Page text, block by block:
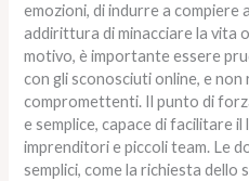
emozioni, di indurre a compiere
addirittura di minacciare la vita
motivo, è importante essere
con gli sconosciuti online, e
compromettenti. Il punto di
e semplice, capace di facilitare
imprenditori e piccoli team. Le
semplici, come la richiesta